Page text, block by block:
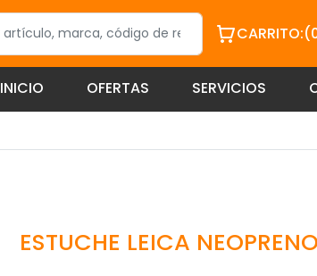
CARRITO:
INICIO OFERTAS SERVICIOS
ESTUCHE LEICA